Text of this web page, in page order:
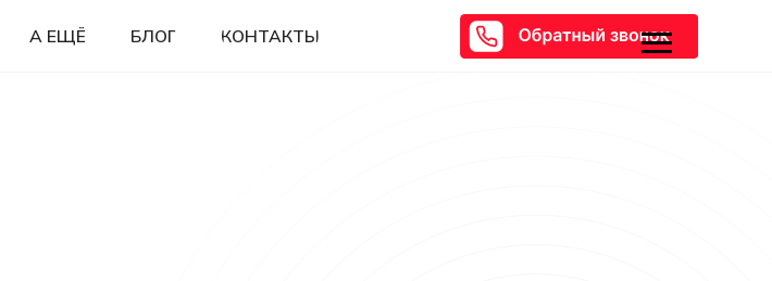
БЛОГ КОНТАКТЫ